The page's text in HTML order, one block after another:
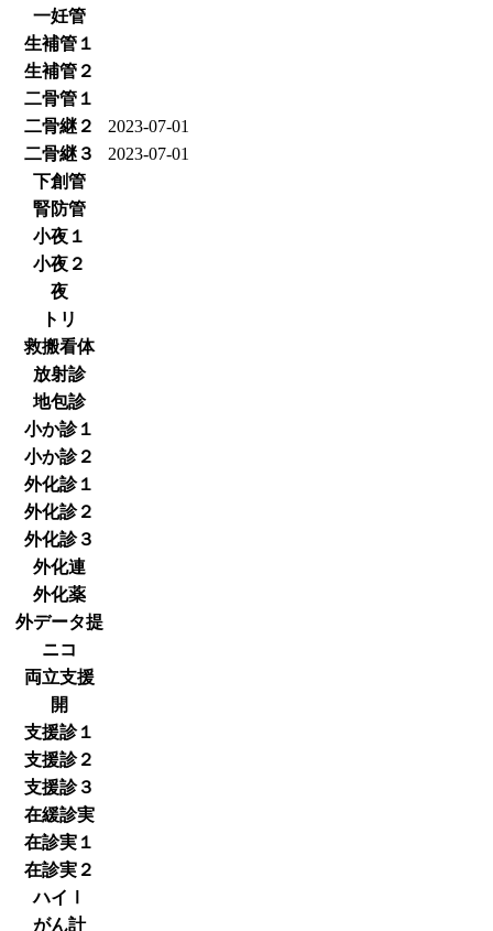
一妊管
生補管１
生補管２
二骨管１
二骨継２
2023-07-01
二骨継３
2023-07-01
下創管
腎防管
小夜１
小夜２
夜
トリ
救搬看体
放射診
地包診
小か診１
小か診２
外化診１
外化診２
外化診３
外化連
外化薬
外データ提
ニコ
両立支援
開
支援診１
支援診２
支援診３
在緩診実
在診実１
在診実２
ハイⅠ
がん計